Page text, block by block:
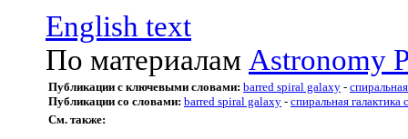
English text
По материалам Astronomy
Публикации с ключевыми словами: barred spiral galaxy -
Публикации со словами: barred spiral galaxy - спиральная галактика
См. также: